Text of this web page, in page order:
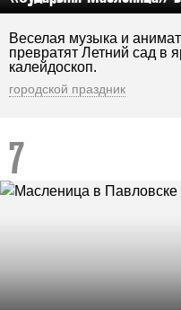
Веселая музыка и
превратят Летний сад в
калейдоскоп.
городской праздник